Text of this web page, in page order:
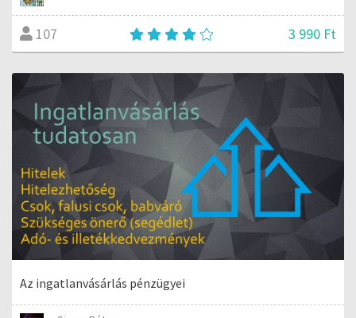
107 3 990 Ft
Az ingatlanvásárlás pénzügyei